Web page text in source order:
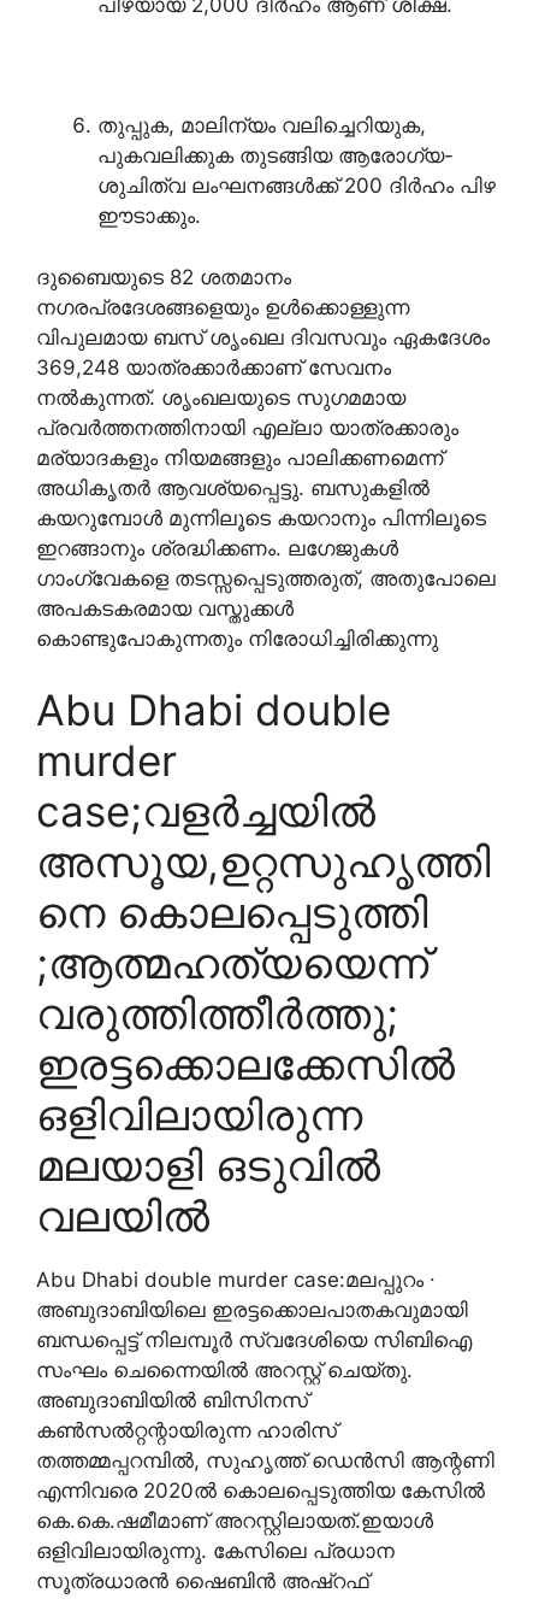
പിഴയായ 2,000 ദിർഹം ആണ് ശിക്ഷ.
തുപ്പുക, മാലിന്യം വലിച്ചെറിയുക,
പുകവലിക്കുക തുടങ്ങിയ ആരോഗ്യ-
ശുചിത്വ ലംഘനങ്ങൾക്ക് 200 ദിർഹം പിഴ
ഈടാക്കും.
ദുബൈയുടെ 82 ശതമാനം
നഗരപ്രദേശങ്ങളെയും ഉൾക്കൊള്ളുന്ന
വിപുലമായ ബസ് ശൃംഖല ദിവസവും ഏകദേശം
369,248 യാത്രക്കാർക്കാണ് സേവനം
നൽകുന്നത്. ശൃംഖലയുടെ സുഗമമായ
പ്രവർത്തനത്തിനായി എല്ലാ യാത്രക്കാരും
മര്യാദകളും നിയമങ്ങളും പാലിക്കണമെന്ന്
അധികൃതർ ആവശ്യപ്പെട്ടു. ബസുകളിൽ
കയറുമ്പോൾ മുന്നിലൂടെ കയറാനും പിന്നിലൂടെ
ഇറങ്ങാനും ശ്രദ്ധിക്കണം. ലഗേജുകൾ
ഗാംഗ്‌വേകളെ തടസ്സപ്പെടുത്തരുത്, അതുപോലെ
അപകടകരമായ വസ്തുക്കൾ
കൊണ്ടുപോകുന്നതും നിരോധിച്ചിരിക്കുന്നു
Abu Dhabi double
murder
case;വളർച്ചയിൽ
അസൂയ,ഉറ്റസുഹൃത്തി
നെ കൊലപ്പെടുത്തി
;ആത്മഹത്യയെന്ന്
വരുത്തിത്തീർത്തു;
ഇരട്ടക്കൊലക്കേസിൽ
ഒളിവിലായിരുന്ന
മലയാളി ഒടുവിൽ
വലയിൽ
Abu Dhabi double murder case:മലപ്പുറം ∙
അബുദാബിയിലെ ഇരട്ടക്കൊലപാതകവുമായി
ബന്ധപ്പെട്ട് നിലമ്പൂർ സ്വദേശിയെ സിബിഐ
സംഘം ചെന്നൈയിൽ അറസ്റ്റ് ചെയ്തു.
അബുദാബിയിൽ ബിസിനസ്
കൺസൽറ്റന്റായിരുന്ന ഹാരിസ്
തത്തമ്മപ്പറമ്പിൽ, സുഹൃത്ത് ഡെൻസി ആന്റണി
എന്നിവരെ 2020ൽ കൊലപ്പെടുത്തിയ കേസിൽ
കെ.കെ.ഷമീമാണ് അറസ്റ്റിലായത്.ഇയാൾ
ഒളിവിലായിരുന്നു. കേസിലെ പ്രധാന
സൂത്രധാരൻ ഷൈബിൻ അഷ്റഫ്